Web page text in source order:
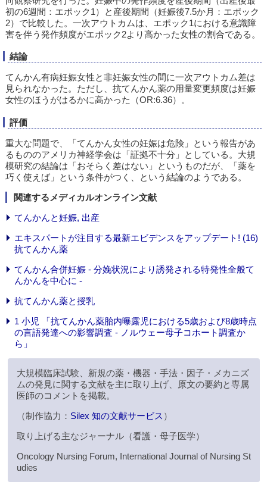
初の6週間：エポック1）と産後期間（妊娠後7.5か月：エポック
2）で比較した。一次アウトカムは、エポック1における意識障
害を伴う発作頻度がエポック2より高かった女性の割合である。
結論
てんかん有病妊娠女性と非妊娠女性の間に一次アウトカム差は
見られなかった。ただし、抗てんかん薬の用量変更頻度は妊娠
女性のほうがはるかに高かった（OR:6.36）。
評価
重大な問題で、「てんかん女性の妊娠は危険」という報告があ
るもののアメリカ神経学会は「証拠不十分」としている。大規
模研究の結論は「おそらく差はない」というものだが、「薬を
巧く使えば」という条件がつく、という結論のようである。
関連するメディカルオンライン文献
てんかんと妊娠, 出産
エキスパートが注目する最新エビデンスをアップデート! (16)
抗てんかん薬
てんかん合併妊娠 - 分娩状況により誘発される特発性全般て
んかんを中心に -
抗てんかん薬と授乳
1 小児 「抗てんかん薬胎内曝露児における5歳および8歳時点
の言語発達への影響調査 - ノルウェー母子コホート調査か
ら」
大規模臨床試験、新規の薬・機器・手法・因子・メカニズ
ムの発見に関する文献を主に取り上げ、原文の要約と専属
医師のコメントを掲載。
（制作協力： Silex 知の文献サービス ）
取り上げる主なジャーナル（看護・母子医学）
Oncology Nursing Forum, International Journal of Nursing St
udies